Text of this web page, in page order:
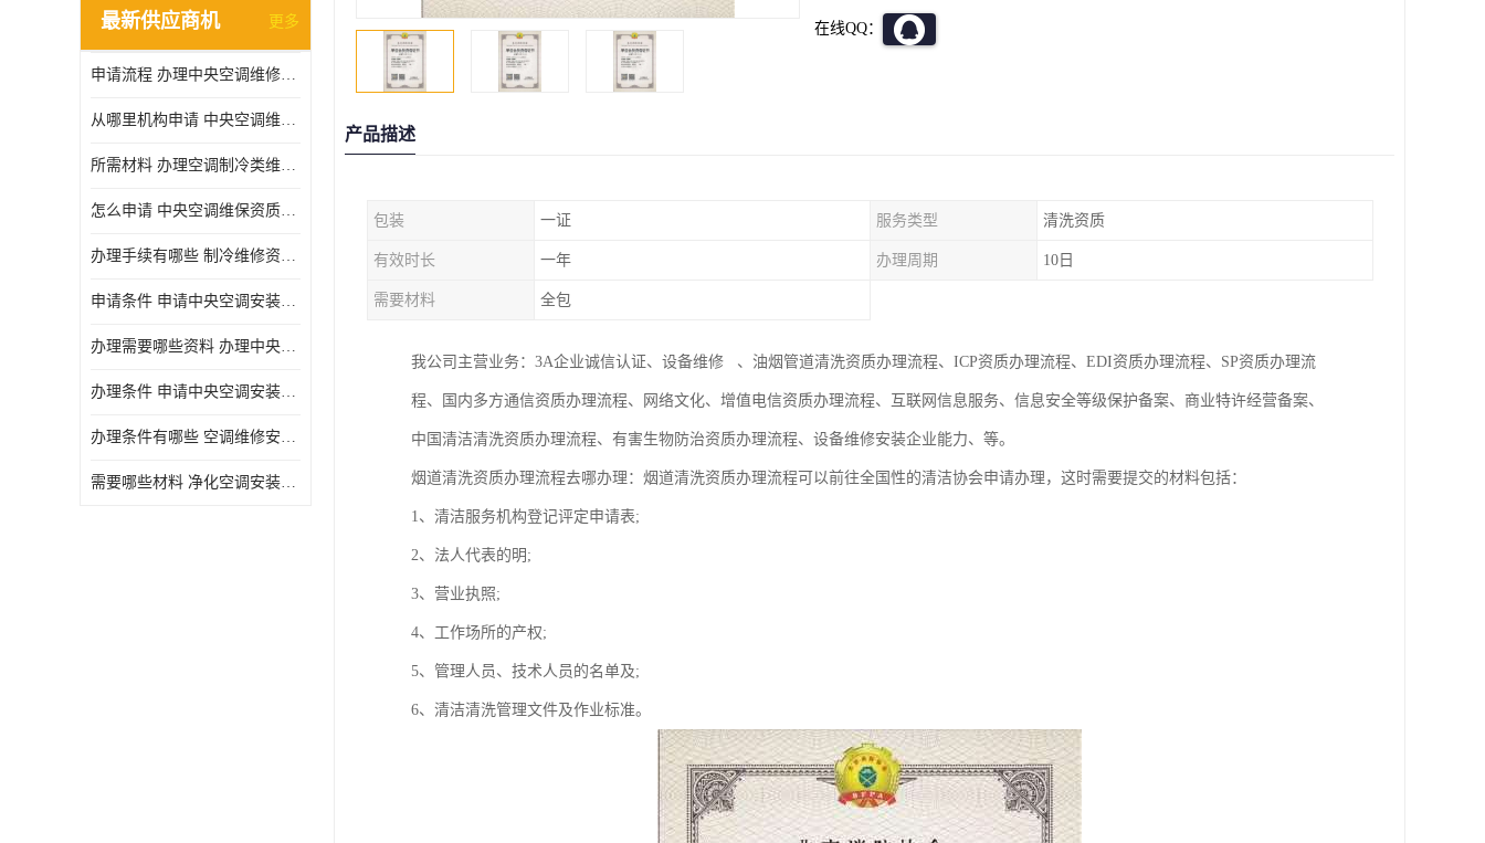
最新供应商机 更多
申请流程 办理中央空调维修安装资质所需材料
从哪里机构申请 中央空调维修安装资质申请材料
所需材料 办理空调制冷类维修资质有什么要求
怎么申请 中央空调维保资质需要哪些手续
办理手续有哪些 制冷维修资质需要什么条件
申请条件 申请中央空调安装维修资质需要哪些手续
办理需要哪些资料 办理中央空调维修安装资质手续有哪些
办理条件 申请中央空调安装维修资质需要什么条件
办理条件有哪些 空调维修安装资质需要哪些条件
需要哪些材料 净化空调安装维修资质怎么办理流程
在线QQ：
产品描述
包装 一证 服务类型 清洗资质
有效时长 一年 办理周期 10日
需要材料 全包
我公司主营业务：3A企业诚信认证、设备维修 、油烟管道清洗资质办理流程、ICP资质办理流程、EDI资质办理流程、SP资质办理流
程、国内多方通信资质办理流程、网络文化、增值电信资质办理流程、互联网信息服务、信息安全等级保护备案、商业特许经营备案、
中国清洁清洗资质办理流程、有害生物防治资质办理流程、设备维修安装企业能力、等。
烟道清洗资质办理流程去哪办理：烟道清洗资质办理流程可以前往全国性的清洁协会申请办理，这时需要提交的材料包括：
1、清洁服务机构登记评定申请表;
2、法人代表的明;
3、营业执照;
4、工作场所的产权;
5、管理人员、技术人员的名单及;
6、清洁清洗管理文件及作业标准。